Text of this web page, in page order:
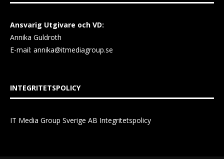
Ansvarig Utgivare och VD:
Annika Guldroth
E-mail: annika@itmediagroup.se
INTEGRITETSPOLICY
IT Media Group Sverige AB Integritetspolicy